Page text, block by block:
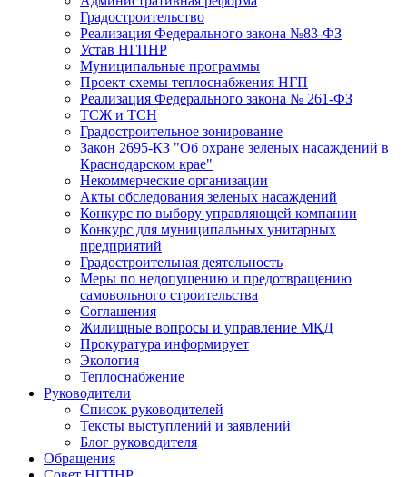
Градостроительство
Реализация Федерального закона №83-ФЗ
Устав НГПНР
Муниципальные программы
Проект схемы теплоснабжения НГП
Реализация Федерального закона № 261-ФЗ
ТСЖ и ТСН
Градостроительное зонирование
Закон 2695-КЗ "Об охране зеленых насаждений в
Краснодарском крае"
Некоммерческие организации
Акты обследования зеленых насаждений
Конкурс по выбору управляющей компании
Конкурс для муниципальных унитарных
предприятий
Градостроительная деятельность
Меры по недопущению и предотвращению
самовольного строительства
Соглашения
Жилищные вопросы и управление МКД
Прокуратура информирует
Экология
Теплоснабжение
Руководители
Список руководителей
Тексты выступлений и заявлений
Блог руководителя
Обращения